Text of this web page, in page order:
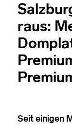
raus:
Seit einigen